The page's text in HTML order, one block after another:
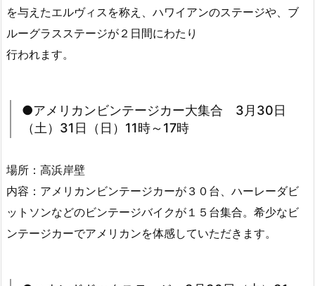
を与えたエルヴィスを称え、ハワイアンのステージや、ブ
ルーグラスステージが２日間にわたり
行われます。
●アメリカンビンテージカー大集合 3月30日
（土）31日（日）11時～17時
場所：高浜岸壁
内容：アメリカンビンテージカーが３０台、ハーレーダビ
ットソンなどのビンテージバイクが１５台集合。希少なビ
ンテージカーでアメリカンを体感していただきます。